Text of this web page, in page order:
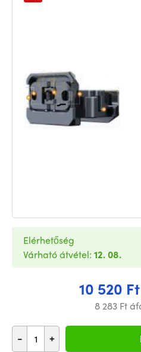
10 520
8 283 Ft
- +
Elérhetőség
Várható átvétel: 12. 08.